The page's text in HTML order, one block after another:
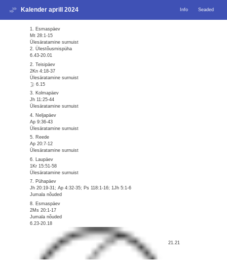
Kalender aprill 2024 Info Seaded
1. Esmaspäev
Mt 28:1-15
Ülesäratamine surnuist
2. Ülestõusmispüha
6.43-20.01
2. Teisipäev
2Kn 4:18-37
Ülesäratamine surnuist
6.15
3. Kolmapäev
Jh 11:25-44
Ülesäratamine surnuist
4. Neljapäev
Ap 9:36-43
Ülesäratamine surnuist
5. Reede
Ap 20:7-12
Ülesäratamine surnuist
6. Laupäev
1Kr 15:51-58
Ülesäratamine surnuist
7. Pühapäev
Jh 20:19-31; Ap 4:32-35; Ps 118:1-16; 1Jh 5:1-6
Jumala nõuded
8. Esmaspäev
2Ms 20:1-17
Jumala nõuded
6.23-20.18
21.21